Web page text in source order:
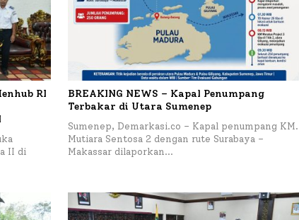
RI
II di
BREAKING NEWS – Kapal Penumpang
Terbakar di Utara Sumenep
Sumenep, Demarkasi.co – Kapal penumpang KM.
Mutiara Sentosa 2 dengan rute Surabaya –
Makassar dilaporkan…